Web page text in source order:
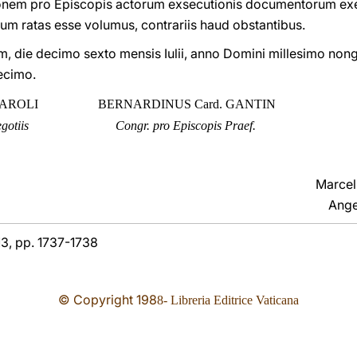
pro Episcopis actorum exsecutionis documentorum
ratas esse volumus, contrariis haud obstantibus.
die decimo sexto mensis Iulii, anno Domini millesimo
BERNARDINUS Card. GANTIN
Congr. pro Episcopis Praef.
pp. 1737-1738
© Copyright 1988- Libreria Editrice Vaticana